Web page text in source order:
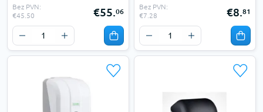
Bez PVN:
€45.50
€55.06
Bez PVN:
€7.28
€8.81